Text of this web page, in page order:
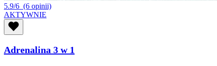
5.9/6 (6 opinii)
AKTYWNIE
Adrenalina 3 w 1